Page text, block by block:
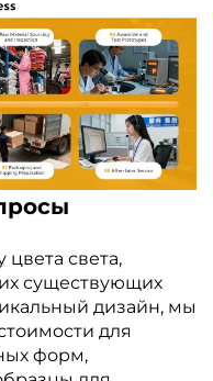
света,
существующих
дизайн, мы
для
форм,